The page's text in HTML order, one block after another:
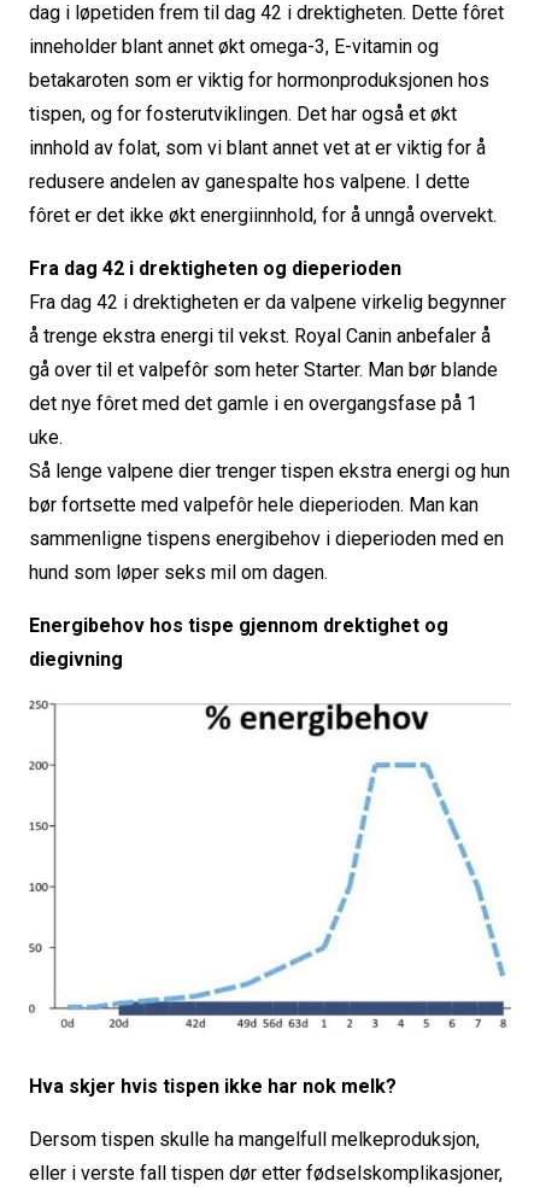
dag i løpetiden frem til dag 42 i drektigheten. Dette fôret
inneholder blant annet økt omega-3, E-vitamin og
betakaroten som er viktig for hormonproduksjonen hos
tispen, og for fosterutviklingen. Det har også et økt
innhold av folat, som vi blant annet vet at er viktig for å
redusere andelen av ganespalte hos valpene. I dette
fôret er det ikke økt energiinnhold, for å unngå overvekt.
Fra dag 42 i drektigheten og dieperioden
Fra dag 42 i drektigheten er da valpene virkelig begynner
å trenge ekstra energi til vekst. Royal Canin anbefaler å
gå over til et valpefôr som heter Starter. Man bør blande
det nye fôret med det gamle i en overgangsfase på 1
uke.
Så lenge valpene dier trenger tispen ekstra energi og hun
bør fortsette med valpefôr hele dieperioden. Man kan
sammenligne tispens energibehov i dieperioden med en
hund som løper seks mil om dagen.
Energibehov hos tispe gjennom drektighet og
diegivning
Hva skjer hvis tispen ikke har nok melk?
Dersom tispen skulle ha mangelfull melkeproduksjon,
eller i verste fall tispen dør etter fødselskomplikasjoner,